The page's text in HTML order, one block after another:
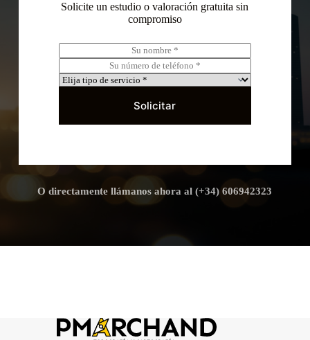
Solicite un estudio o valoración gratuita sin
compromiso
o
m
b
e
l
S
e
i
*
Solicitar
O directamente llámanos ahora al (+34) 606942323